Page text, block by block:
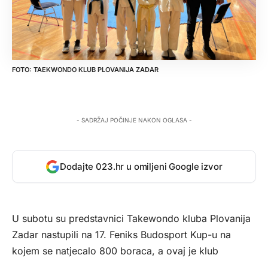
TAEKWONDO KLUB PLOVANIJA ZADAR
- SADRŽAJ POČINJE NAKON OGLASA -
Dodajte 023.hr u omiljeni Google izvor
U subotu su predstavnici Takewondo kluba Plovanija
Zadar nastupili na 17. Feniks Budosport Kup-u na
kojem se natjecalo 800 boraca, a ovaj je klub